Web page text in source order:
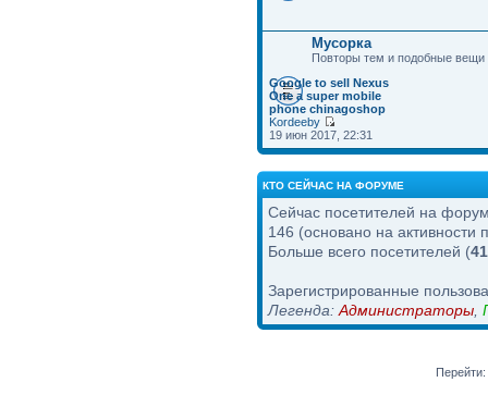
Мусорка
Повторы тем и подобные вещи
Google to sell Nexus
One a super mobile
phone chinagoshop
Kordeeby
19 июн 2017, 22:31
КТО СЕЙЧАС НА ФОРУМЕ
Сейчас посетителей на
146 (основано на активности
Больше всего посетителей (
Зарегистрированные
Легенда: Администраторы
Перейти: